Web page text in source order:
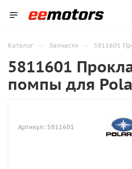
Каталог — Запчасти — 5811601
5811601
помпы для
Артикул: 5811601